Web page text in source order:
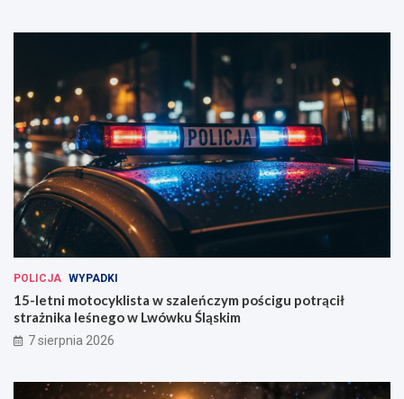
POLICJA WYPADKI
15-letni motocyklista w szaleńczym pościgu potrącił
strażnika leśnego w Lwówku Śląskim
7 sierpnia 2026